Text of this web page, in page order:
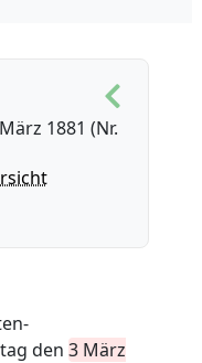
1881 (Nr.
den3 März